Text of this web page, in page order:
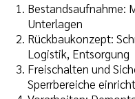
Bestandsaufnahme:
Unterlagen
Rückbaukonzept:
Logistik, Entsorgung
Freischalten und
Sperrbereiche